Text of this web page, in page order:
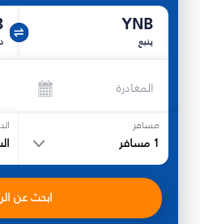
YNB
ينبع
المغادرة
مسافر
1 مسافر
ابحث عن